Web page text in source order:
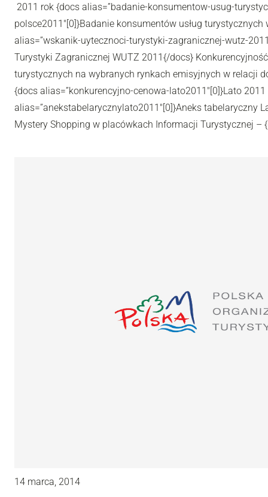
2011 rok {docs alias=”badanie-konsumentow-usug-
polsce2011″[0]}Badanie konsumentów usług
alias=”wskanik-uytecznoci-turystyki-zagranicznej-wutz-
Turystyki Zagranicznej WUTZ 2011{/docs}
turystycznych na wybranych rynkach emisyjnych w relacji
{docs alias=”konkurencyjno-cenowa-lato2011″[0]}Lato
alias=”anekstabelarycznylato2011″[0]}Aneks tabelaryczny
Mystery Shopping w placówkach Informacji Turystycznej –
14 marca, 2014